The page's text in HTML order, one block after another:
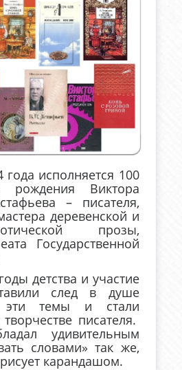
исполняется 100
Виктора
– писателя,
деревенской и
прозы,
Государственной
детства и участие
след в душе
эти темы и стали
писателя.
удивительным
словами» так же,
карандашом.